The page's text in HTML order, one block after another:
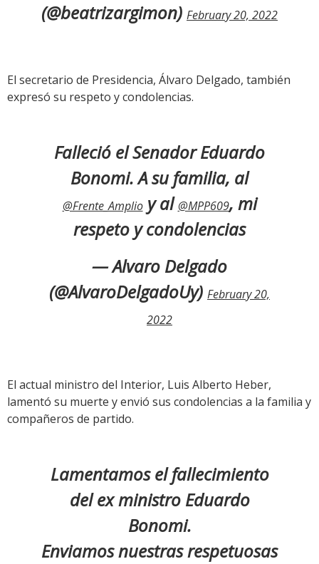
(@beatrizargimon) February 20, 2022
El secretario de Presidencia, Álvaro Delgado, también
expresó su respeto y condolencias.
Falleció el Senador Eduardo
Bonomi. A su familia, al
@Frente_Amplioy al@MPP609, mi
respeto y condolencias
— Alvaro Delgado
(@AlvaroDelgadoUy) February 20,
2022
El actual ministro del Interior, Luis Alberto Heber,
lamentó su muerte y envió sus condolencias a la familia y
compañeros de partido.
Lamentamos el fallecimiento
del ex ministro Eduardo
Bonomi.
Enviamos nuestras respetuosas